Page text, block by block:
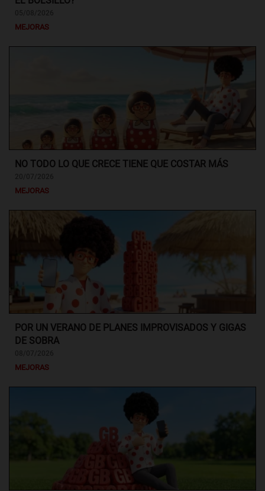
MEJORAS
NO TODO LO QUE CRECE TIENE QUE COSTAR MÁS
MEJORAS
POR UN VERANO DE PLANES IMPROVISADOS Y GIGAS
DE SOBRA
MEJORAS